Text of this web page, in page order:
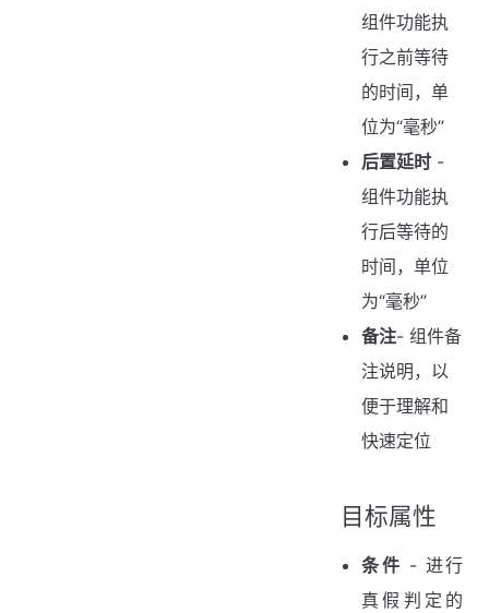
组件功能执
行之前等待
的时间，单
位为“毫秒”
后置延时 -
组件功能执
行后等待的
时间，单位
为“毫秒”
备注- 组件备
注说明，以
便于理解和
快速定位
目标属性
条件 - 进行
真假判定的